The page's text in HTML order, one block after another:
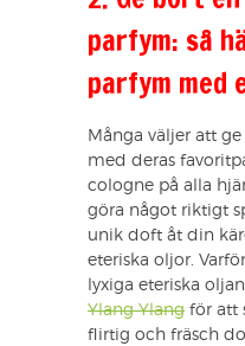
parfym: så
parfym med
Många väljer att
med deras
cologne på alla
göra något riktigt
unik doft åt din
eteriska oljor.
lyxiga eteriska
Ylang Ylang för att
flirtig och fräsch